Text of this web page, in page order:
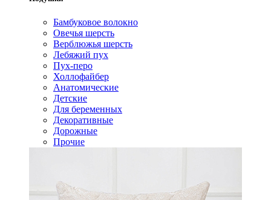
Бамбуковое волокно
Овечья шерсть
Верблюжья шерсть
Лебяжий пух
Пух-перо
Холлофайбер
Анатомические
Детские
Для беременных
Декоративные
Дорожные
Прочие